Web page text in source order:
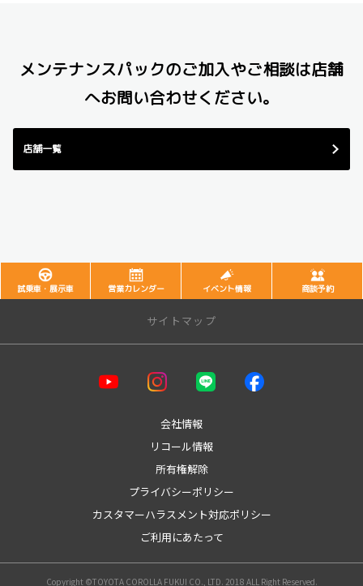
メンテナンスパックのご加入やご相談は店舗
へお問い合わせください。
店舗一覧
試乗車・展示車 営業カレンダー イベント情報 商談予約
サイトマップ
会社情報
リコール情報
所有権解除
プライバシーポリシー
カスタマーハラスメント対応ポリシー
ご利用にあたって
Copyright ©TOYOTA COROLLA FUKUI CO., LTD. 2018 ALL Right Reserved.